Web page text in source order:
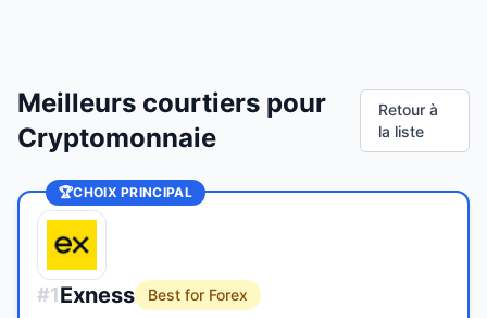
Meilleurs courtiers pour
Cryptomonnaie
Retour à
la liste
🏆CHOIX PRINCIPAL
#1Exness
Best for Forex